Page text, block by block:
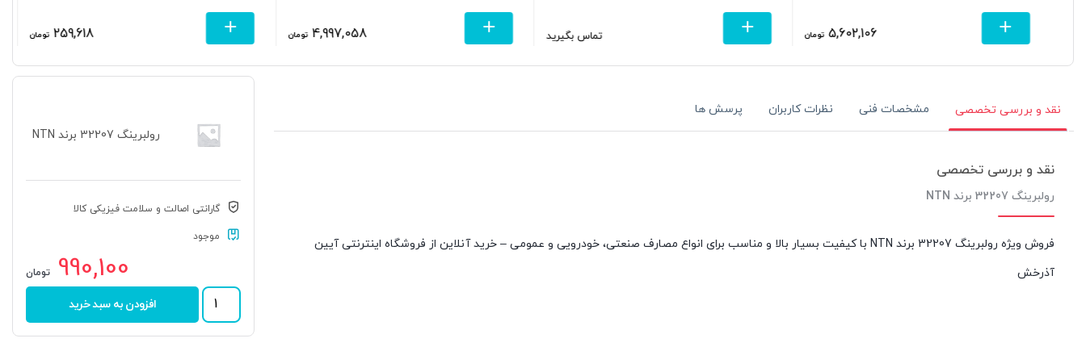
5,602,106 تومان تماس بگیرید 4,997,058 تومان 259,618 تومان
رولبرینگ 32207 برند NTN
گارانتی اصالت و سلامت فیزیکی کالا
موجود
990,100 تومان
رولبرینگ
32207
برند
افزودن به سبد خرید
نقد و بررسی تخصصی مشخصات فنی نظرات کاربران پرسش ها
نقد و بررسی تخصصی
رولبرینگ 32207 برند NTN
فروش ویژه رولبرینگ 32207 برند NTN با کیفیت بسیار بالا و مناسب برای انواع مصارف صنعتی، خودرویی و عمومی – خرید آنلاین از فروشگاه اینترنتی آیین
آذرخش